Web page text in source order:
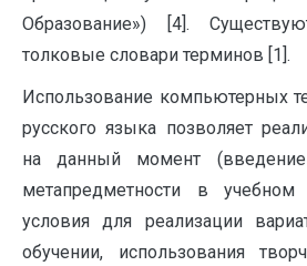
Образование») [4].
толковые словари терминов [1].
Использование компьютерных
русского языка позволяет
на данный момент
метапредметности в учебном
условия для реализации
обучении, использования